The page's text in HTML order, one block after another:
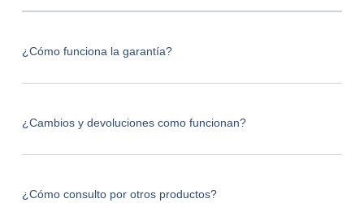
¿Cómo funciona la garantía?
¿Cambios y devoluciones como funcionan?
¿Cómo consulto por otros productos?